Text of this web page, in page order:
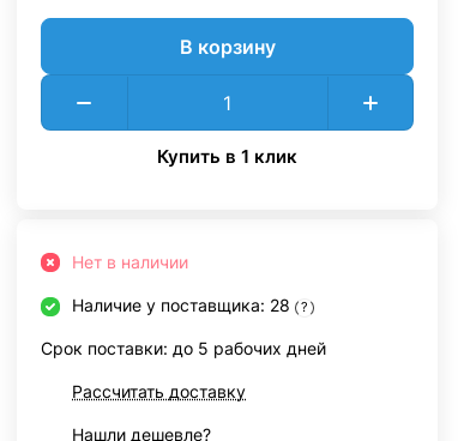
В корзину
Купить в 1 клик
Нет в наличии
Наличие у поставщика: 28 ?
Срок поставки: до 5 рабочих дней
Рассчитать доставку
Нашли дешевле?